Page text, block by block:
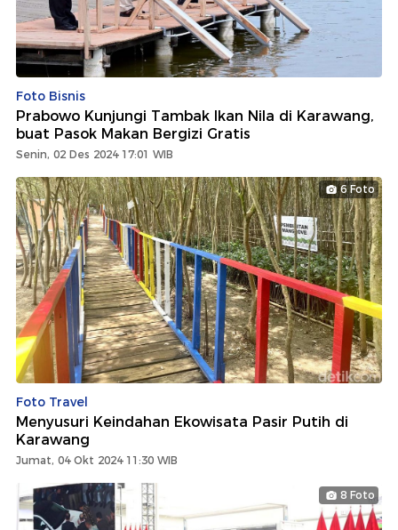
Foto Bisnis
Prabowo Kunjungi Tambak Ikan Nila di Karawang,
buat Pasok Makan Bergizi Gratis
Senin, 02 Des 2024 17:01 WIB
6 Foto
Foto Travel
Menyusuri Keindahan Ekowisata Pasir Putih di
Karawang
Jumat, 04 Okt 2024 11:30 WIB
8 Foto